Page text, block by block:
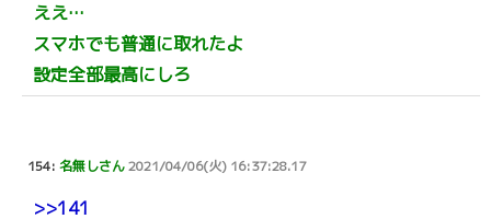
ええ…
スマホでも普通に取れたよ
設定全部最高にしろ
154: 名無しさん2021/04/06(火) 16:37:28.17
>>141